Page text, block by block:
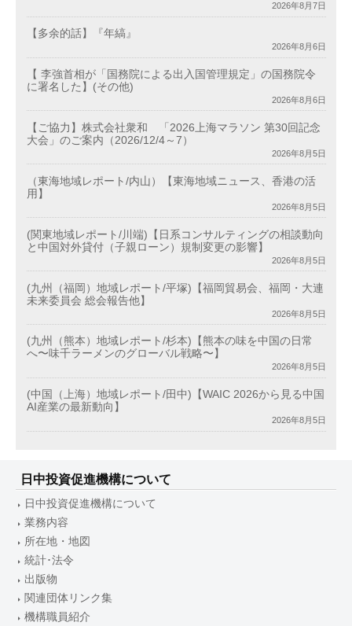
2026年8月7日
【多余的話】『年縞』
2026年8月6日
【 李強首相が「国務院による出入国管理規定」の国務院令
に署名した】(その他)
2026年8月6日
【ご協力】株式会社衆和 「2026上海マラソン 第30回記念
大会」のご案内（2026/12/4～7）
2026年8月5日
（東海地域レポート/内山）【東海地域ニュース、香港の活
用】
2026年8月5日
(関東地域レポート/川端)【日系コンサルティングの相談動向
と中国対外貸付（子親ローン）規制変更の影響】
2026年8月5日
(九州（福岡）地域レポート/平塚)【福岡貿易会、福岡・大連
未来委員会 総会報告他】
2026年8月5日
(九州（熊本）地域レポート/杉本)【熊本の味を中国の日常
へ〜味千ラーメンのグローバル戦略〜】
2026年8月5日
(中国（上海）地域レポート/田中)【WAIC 2026から見る中国
AI産業の最新動向】
2026年8月5日
日中投資促進機構について
日中投資促進機構について
業務内容
所在地・地図
統計･法令
出版物
関連団体リンク集
機構職員紹介